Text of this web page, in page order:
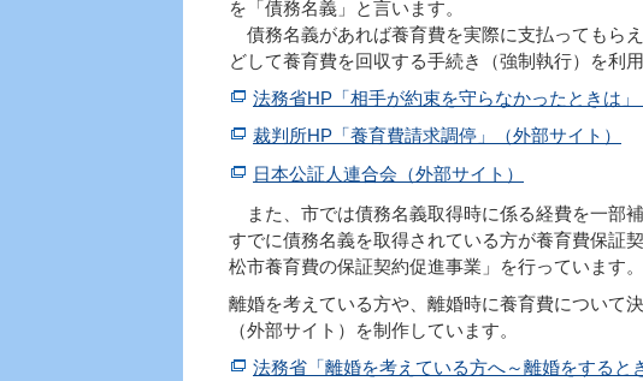
を「債務名義」と言います。
債務名義があれば養育費を実際に支払ってもら
どして養育費を回収する手続き（強制執行）を利
法務省HP「相手が約束を守らなかったときは」
裁判所HP「養育費請求調停」（外部サイト）
日本公証人連合会（外部サイト）
また、市では債務名義取得時に係る経費を一部
すでに債務名義を取得されている方が養育費保証
松市養育費の保証契約促進事業」を行っています。
離婚を考えている方や、離婚時に養育費について
（外部サイト）を制作しています。
法務省「離婚を考えている方へ～離婚をすると